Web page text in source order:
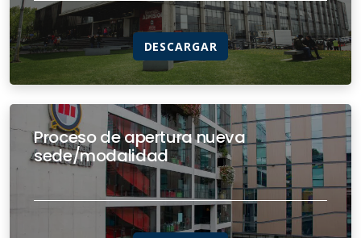
DESCARGAR
Proceso de apertura nueva
sede/modalidad